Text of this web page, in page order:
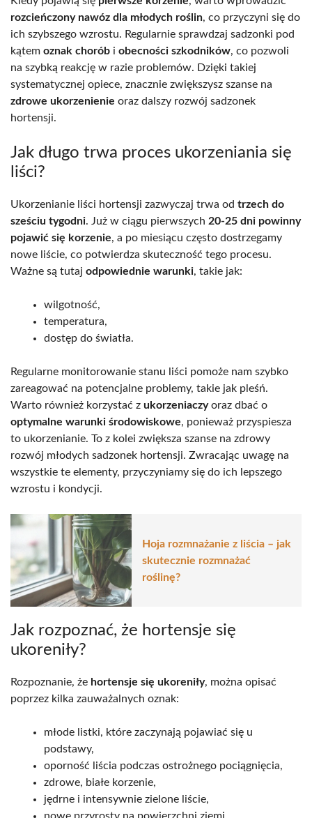
rozcieńczony nawóz dla młodych roślin, co przyczyni się do
ich szybszego wzrostu. Regularnie sprawdzaj sadzonki pod
kątem oznak chorób i obecności szkodników, co pozwoli
na szybką reakcję w razie problemów. Dzięki takiej
systematycznej opiece, znacznie zwiększysz szanse na
zdrowe ukorzenienie oraz dalszy rozwój sadzonek
hortensji.
Jak długo trwa proces ukorzeniania się
liści?
Ukorzenianie liści hortensji zazwyczaj trwa od trzech do
sześciu tygodni. Już w ciągu pierwszych 20-25 dni powinny
pojawić się korzenie, a po miesiącu często dostrzegamy
nowe liście, co potwierdza skuteczność tego procesu.
Ważne są tutaj odpowiednie warunki, takie jak:
wilgotność,
temperatura,
dostęp do światła.
Regularne monitorowanie stanu liści pomoże nam szybko
zareagować na potencjalne problemy, takie jak pleśń.
Warto również korzystać z ukorzeniaczyoraz dbać o
optymalne warunki środowiskowe, ponieważ przyspiesza
to ukorzenianie. To z kolei zwiększa szanse na zdrowy
rozwój młodych sadzonek hortensji. Zwracając uwagę na
wszystkie te elementy, przyczyniamy się do ich lepszego
wzrostu i kondycji.
Hoja rozmnażanie z liścia – jak
skutecznie rozmnażać
roślinę?
Jak rozpoznać, że hortensje się
ukoreniły?
Rozpoznanie, że hortensje się ukoreniły, można opisać
poprzez kilka zauważalnych oznak:
młode listki, które zaczynają pojawiać się u
podstawy,
oporność liścia podczas ostrożnego pociągnięcia,
zdrowe, białe korzenie,
jędrne i intensywnie zielone liście,